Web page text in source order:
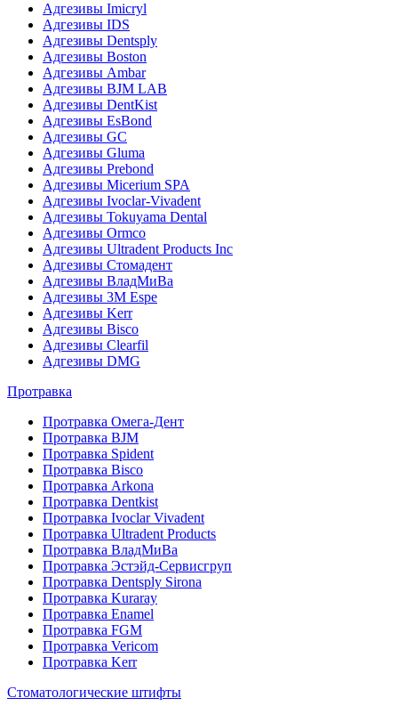
Адгезивы Imicryl
Адгезивы IDS
Адгезивы Dentsply
Адгезивы Boston
Адгезивы Ambar
Адгезивы BJM LAB
Адгезивы DentKist
Адгезивы EsBond
Адгезивы GC
Адгезивы Gluma
Адгезивы Prebond
Адгезивы Micerium SPA
Адгезивы Ivoclar-Vivadent
Адгезивы Tokuyama Dental
Адгезивы Ormco
Адгезивы Ultradent Products Inc
Адгезивы Стомадент
Адгезивы ВладМиВа
Адгезивы 3M Espe
Адгезивы Kerr
Адгезивы Bisco
Адгезивы Clearfil
Адгезивы DMG
Протравка
Протравка Омега-Дент
Протравка BJM
Протравка Spident
Протравка Bisco
Протравка Arkona
Протравка Dentkist
Протравка Ivoclar Vivadent
Протравка Ultradent Products
Протравка ВладМиВа
Протравка Эстэйд-Сервисгруп
Протравка Dentsply Sirona
Протравка Kuraray
Протравка Enamel
Протравка FGM
Протравка Vericom
Протравка Kerr
Стоматологические штифты